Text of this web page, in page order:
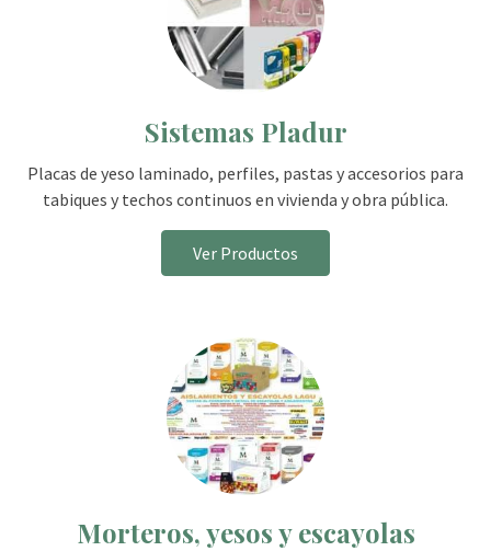
Sistemas Pladur
Placas de yeso laminado, perfiles, pastas y accesorios para
tabiques y techos continuos en vivienda y obra pública.
Ver Productos
Morteros, yesos y escayolas